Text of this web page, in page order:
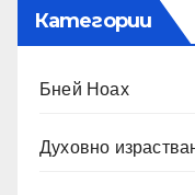
Категории
Бней Ноах
Духовно